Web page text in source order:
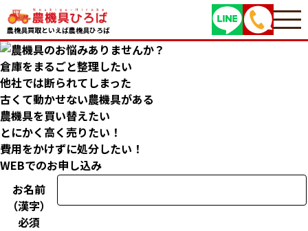
農機具買取といえば農機具ひろば
倉庫をまるごと整理したい
他社では断られてしまった
古くて動かせない農機具がある
農機具を買い替えたい
とにかく高く売りたい！
費用をかけずに処分したい！
WEBでのお申し込み
お名前
（漢字）
必須